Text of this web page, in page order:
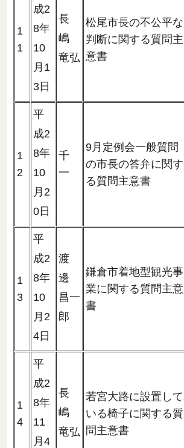
1
1
成2
8年
10
月1
3日
長
嶋
竜弘
松尾市長の不公平な
判断に関する質問主
意書
1
2
平
成2
8年
10
月2
0日
千
一
9月定例会一般質問
の市長の答弁に関す
る質問主意書
1
3
平
成2
8年
10
月2
4日
渡
邊
昌一
郎
鎌倉市着地型観光事
業に関する質問主意
書
1
4
平
成2
8年
11
月4
長
嶋
竜弘
若宮大路に設置して
いる椅子に関する質
問主意書